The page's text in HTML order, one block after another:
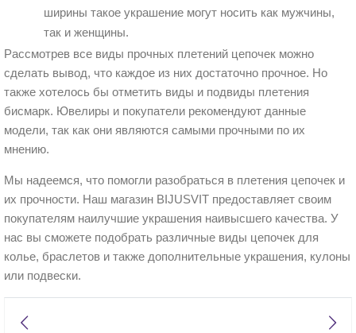
ширины такое украшение могут носить как мужчины,
так и женщины.
Рассмотрев все виды прочных плетений цепочек можно
сделать вывод, что каждое из них достаточно прочное. Но
также хотелось бы отметить виды и подвиды плетения
бисмарк. Ювелиры и покупатели рекомендуют данные
модели, так как они являются самыми прочными по их
мнению.
Мы надеемся, что помогли разобраться в плетения цепочек и
их прочности. Наш магазин BIJUSVIT предоставляет своим
покупателям наилучшие украшения наивысшего качества. У
нас вы сможете подобрать различные виды цепочек для
колье, браслетов и также дополнительные украшения, кулоны
или подвески.